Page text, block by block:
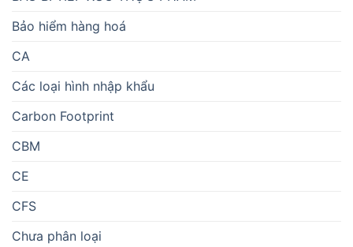
Bảo hiểm hàng hoá
CA
Các loại hình nhập khẩu
Carbon Footprint
CBM
CE
CFS
Chưa phân loại